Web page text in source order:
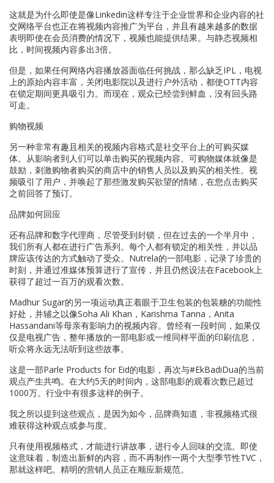
这就是为什么即使是像Linkedin这样专注于企业世界和企业内容的社
交网络平台也正在将视频内容推广为平台，并且有越来越多的数据
表明即使在会员消费的情况下，视频也能提供结果。与静态视频相
比，时间视频内容多出3倍。
但是，如果任何网络内容播放器面临任何挑战，那么缺乏IPL，电视
上的原始内容丰富，关闭电影院以及进行户外活动，都使OTT内容
在锁定期间更具吸引力。而现在，观众已经尝到鲜血，没有回头路
可走。
购物视频
另一种非常有趣且相关的视频内容格式是社交平台上的可购买媒
体。从影响者到人们可以单击购买的视频内容。可购物媒体就像是
鼓励，刺激购物者购买的商店中的销售人员以及购买的相关性。视
频吸引了用户，并唤起了那些激发购买欲望的情绪，在您点击购买
之前回答了预订。
品牌如何回应
还有品牌和数字代理商，尽管受到封锁，但在过去的一个半月中，
我们所有人都在进行广告系列。每个人都有锁定的相关性，并以品
牌应该传达的方式触动了受众。Nutrela的一部电影，记录了珍贵的
时刻，并通过准媒体预算进行了宣传，并且仍然设法在Facebook上
获得了超过一百万的观看次数。
Madhur Sugar的另一项运动真正着眼于卫生包装的包装糖的功能性
好处，并辅之以像Soha Ali Khan，Karishma Tanna，Anita
Hassandani等母亲有影响力的视频内容。曾经有一段时间，如果仅
仅是电视广告，整年播放的一部电影或一维同样平面的印刷信息，
听众将永远无法听到这些故事。
这是一部Parle Products for Eid的电影，再次与#EkBadiDua的当前
观点产生共鸣。在大约5天的时间内，这部电影的观看次数已超过
1000万。行业中有很多这样的例子。
我之所以提到这些观点，是因为如今，品牌商知道，非视频格式很
难获得这种观点或参与度。
只有使用视频格式，才能进行讲故事，进行令人回味的交流。即使
这意味着，制造出新鲜的内容，而不再制作一两个大型季节性TVC，
那就这样吧。精明的营销人员正在顺应新规范。